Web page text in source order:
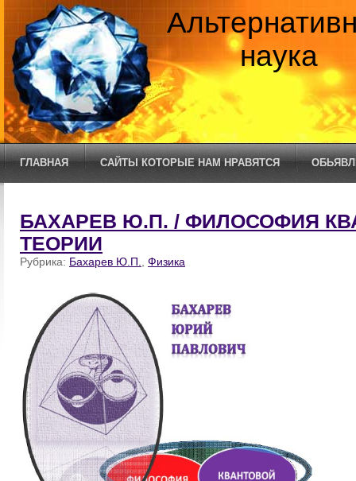
наука
ГЛАВНАЯ САЙТЫ КОТОРЫЕ НАМ НРАВЯТСЯ
БАХАРЕВ Ю.П. / ФИЛОСОФИЯ
ТЕОРИИ
Рубрика: Бахарев Ю.П. Физика